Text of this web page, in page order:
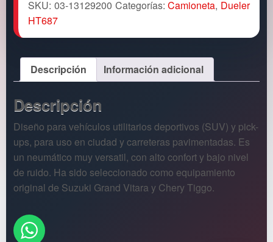
SKU: 03-13129200 Categorías:Camioneta, Dueler
HT687
Descripción Información adicional
Descripción
Diseño para vehículos utilitarios deportivos (SUV) y pick-
ups, para uso en ciudad y carreteras pavimentadas. Es
un neumático muy versatil, con alto confort y bajo nivel
de ruido. Ha sido seleccionado como equipamiento
original de Suzuki Grand Vitara y Chery Tiggo.